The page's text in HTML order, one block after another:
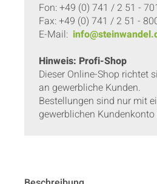
Fon: +49 (0) 741 / 2 51 -
Fax: +49 (0) 741 / 2 51 -
E-Mail:
Hinweis: Profi-Shop
Dieser Online-Shop richtet
an gewerbliche Kunden.
Bestellungen sind nur mit
gewerblichen